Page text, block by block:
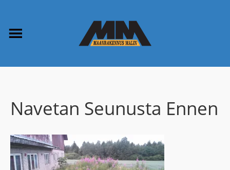
Navetan Seunusta Ennen